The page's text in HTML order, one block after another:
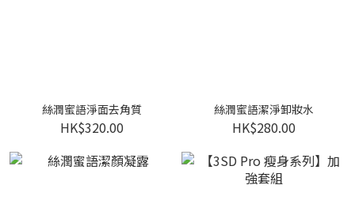
絲潤蜜語淨面去角質
HK$320.00
絲潤蜜語潔淨卸妝水
HK$280.00